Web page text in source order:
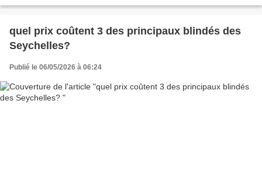
quel prix coûtent 3 des principaux blindés des
Seychelles?
Publié le 06/05/2026 à 06:24